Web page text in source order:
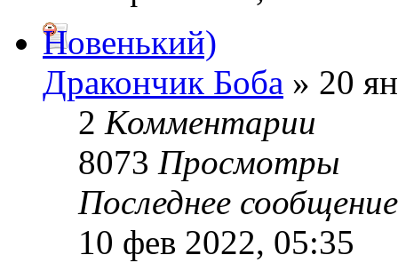
Новенький)
Дракончик Боба » 20
2 Комментарии
8073 Просмотры
Последнее
10 фев 2022, 05:35